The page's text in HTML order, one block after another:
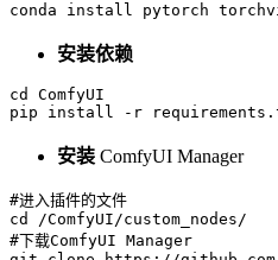
conda install pytorch
安装依赖
cd
ComfyUI
安装 ComfyUI Manager
#进入插件的文件
cd
#下载ComfyUI Manager